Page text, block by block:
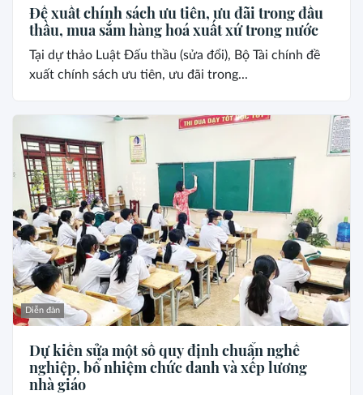
Đề xuất chính sách ưu tiên, ưu đãi trong đấu
thầu, mua sắm hàng hoá xuất xứ trong nước
Tại dự thảo Luật Đấu thầu (sửa đổi), Bộ Tài chính đề
xuất chính sách ưu tiên, ưu đãi trong...
Diễn đàn
Dự kiến sửa một số quy định chuẩn nghề
nghiệp, bổ nhiệm chức danh và xếp lương
nhà giáo